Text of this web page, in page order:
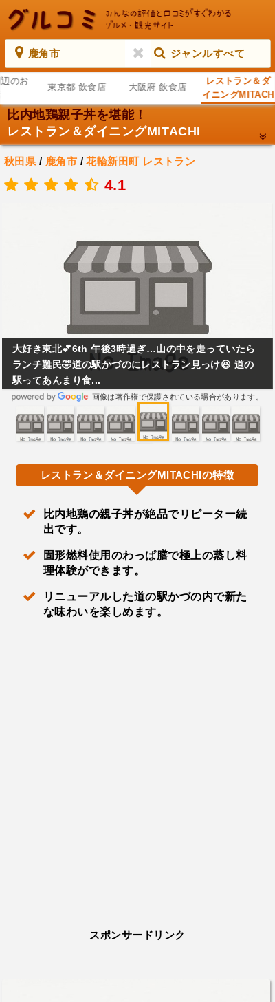
鹿角市 ジャンルすべて
のお
東京都 飲食店 大阪府 飲食店
レストラン＆ダ
イニングMITACH
I
比内地鶏親子丼を堪能！
レストラン＆ダイニングMITACHI
秋田県 / 鹿角市 /花輪新田町 レストラン
4.1
大好き東北💕6th 午後3時過ぎ…山の中を走っていたら
ランチ難民🤣道の駅かづのにレストラン見っけ😆 道の
駅ってあんまり食...
画像は著作権で保護されている場合があります。
レストラン＆ダイニングMITACHIの特徴
比内地鶏の親子丼が絶品でリピーター続
出です。
固形燃料使用のわっぱ膳で極上の蒸し料
理体験ができます。
リニューアルした道の駅かづの内で新た
な味わいを楽しめます。
スポンサードリンク